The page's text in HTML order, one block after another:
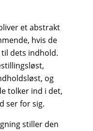
et abstrakt
hvis de
dets indhold.
og
tolker ind i det,
ser for sig.
stiller den